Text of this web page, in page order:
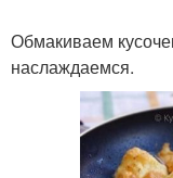
Обмакиваем
наслаждаемся.